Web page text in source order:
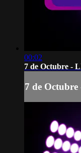
00:02
7 de Octubre -
7 de